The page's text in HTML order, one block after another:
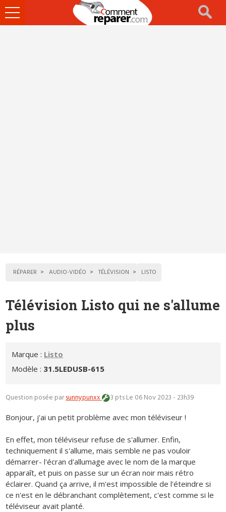
Ouvrir
le
RÉPARER AUDIO-VIDÉO TÉLÉVISION LISTO
Télévision Listo qui ne s'allume
plus
Marque : Listo
Modèle : 31.5LEDUSB-615
Question posée parsunnypunxx 3 ptsLe 06 Nov 2023 - 23h39
Bonjour, j'ai un petit problème avec mon téléviseur !
En effet, mon téléviseur refuse de s'allumer. Enfin,
techniquement il s'allume, mais semble ne pas vouloir
démarrer- l'écran d'allumage avec le nom de la marque
apparaît, et puis on passe sur un écran noir mais rétro
éclairer. Quand ça arrive, il m'est impossible de l'éteindre si
ce n'est en le débranchant complètement, c'est comme si le
téléviseur avait planté.